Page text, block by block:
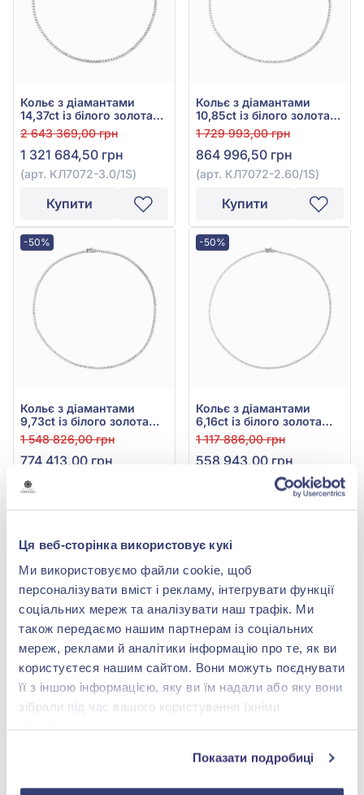
Ця веб-сторінка використовує кукі
Ми використовуємо файли cookie, щоб
персоналізувати вміст і рекламу, інтегрувати функції
соціальних мереж та аналізувати наш трафік. Ми
також передаємо нашим партнерам із соціальних
мереж, реклами й аналітики інформацію про те, як ви
користуєтеся нашим сайтом. Вони можуть поєднувати
її з іншою інформацією, яку ви їм надали або яку вони
зібрали під час вашого користування їхніми
Показати подробиці
Кольє з діамантами
14,37ct із білого золота
585°, арт. КЛ7072-3.0/1S
2 643 369,00 грн
1 321 684,50 грн
(арт. КЛ7072-3.0/1S)
Купити
Кольє з діамантами
10,85ct із білого золота
585°, арт. КЛ7072-2.60/1S
1 729 993,00 грн
864 996,50 грн
(арт. КЛ7072-2.60/1S)
Купити
-50%
Кольє з діамантами
9,73ct із білого золота
585°, арт. КЛ7072-2.40/1S
1 548 826,00 грн
774 413,00 грн
(арт. КЛ7072-2.40/1S)
-50%
Кольє з діамантами
6,16ct із білого золота
585°, арт. КЛ7072-2.0/1S
1 117 886,00 грн
558 943,00 грн
(арт. КЛ7072-2.0/1S)
-50%
Кольє з діамантами з
(арт. П7073/1S)
-50%
Кольє з діамантами з
704-923
89 926,00 грн
(арт. 704-923^)